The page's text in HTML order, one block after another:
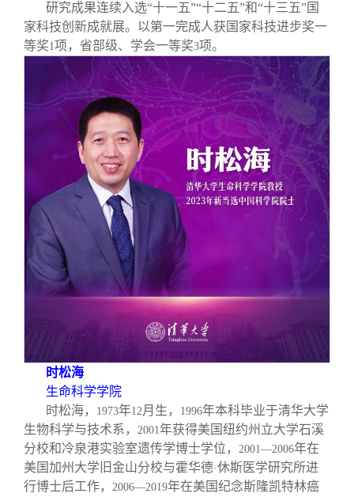
研究成果连续入选“十一五”“十二五”和“十三五”国
家科技创新成就展。以第一完成人获国家科技进步奖一
等奖1项，省部级、学会一等奖3项。
时松海
生命科学学院
时松海，
1973年12 月生， 1996年本科毕业于清华大学
生物科学与技术系，
2001年获得美国纽约州立大学石溪
分校和冷泉港实验室遗传学博士学位，
2001—2006年在
美国加州大学旧金山分校与霍华德·休斯医学研究所进
行博士后工作，
2006—2019年在美国纪念斯隆凯特林癌